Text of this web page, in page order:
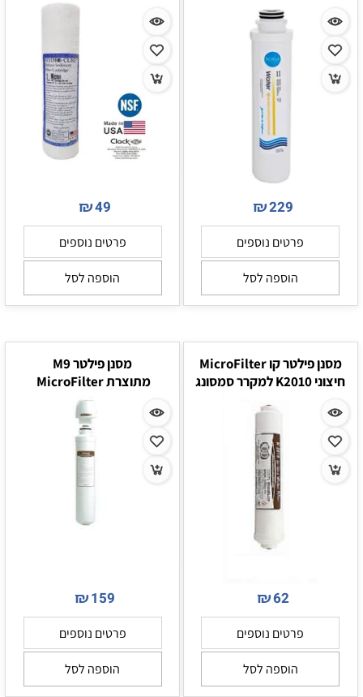
₪229
פרטים נוספים
הוספה לסל
₪49
פרטים נוספים
הוספה לסל
מסנן פילטר קו MicroFilter
חיצוני K2010 למקרר סמסונג
₪62
פרטים נוספים
הוספה לסל
מסנן פילטר M9
מתוצרת MicroFilter
₪159
פרטים נוספים
הוספה לסל